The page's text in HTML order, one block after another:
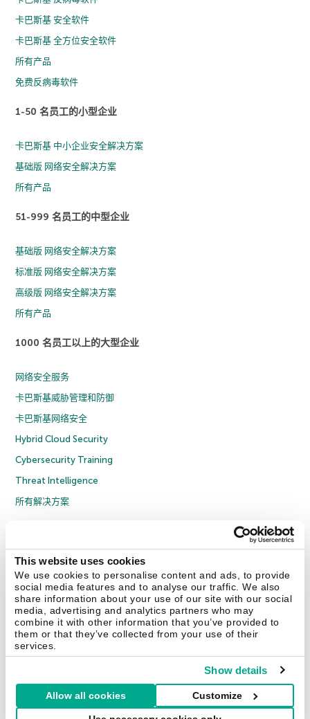
This website uses cookies
We use cookies to personalise content and ads, to provide
social media features and to analyse our traffic. We also
share information about your use of our site with our social
media, advertising and analytics partners who may
combine it with other information that you’ve provided to
them or that they’ve collected from your use of their
services.
Show details
Allow all cookies Customize
卡巴斯基 安全软件
卡巴斯基 全方位安全软件
所有产品
免费反病毒软件
1-50 名员工的小型企业
卡巴斯基 中小企业安全解决方案
基础版 网络安全解决方案
所有产品
51-999 名员工的中型企业
基础版 网络安全解决方案
标准版 网络安全解决方案
高级版 网络安全解决方案
所有产品
1000 名员工以上的大型企业
网络安全服务
卡巴斯基威胁管理和防御
卡巴斯基网络安全
Hybrid Cloud Security
Cybersecurity Training
Threat Intelligence
所有解决方案
隐私策略
反腐败政策
许可协议 B2B
京ICP备12053225号
京公网安备 11010102001169号
联系我们 关于我们 合作伙伴 Blog 资源中心 新闻稿
Securelist Eugene Personal Blog
中国 (China)